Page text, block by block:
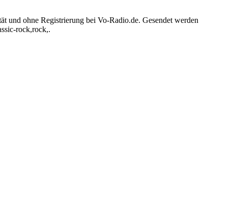
und ohne Registrierung bei Vo-Radio.de. Gesendet werden
rock,rock,.